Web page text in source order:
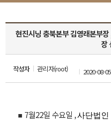
현진시닝 충북본부 김영래본부
장
작성자 관리자(root) 2020-08-
■ 7월22일 수요일 ,사단법